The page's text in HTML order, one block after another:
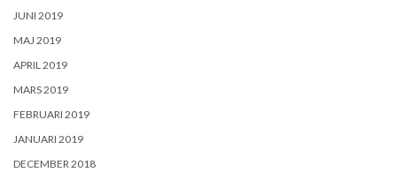
JUNI 2019
MAJ 2019
APRIL 2019
MARS 2019
FEBRUARI 2019
JANUARI 2019
DECEMBER 2018